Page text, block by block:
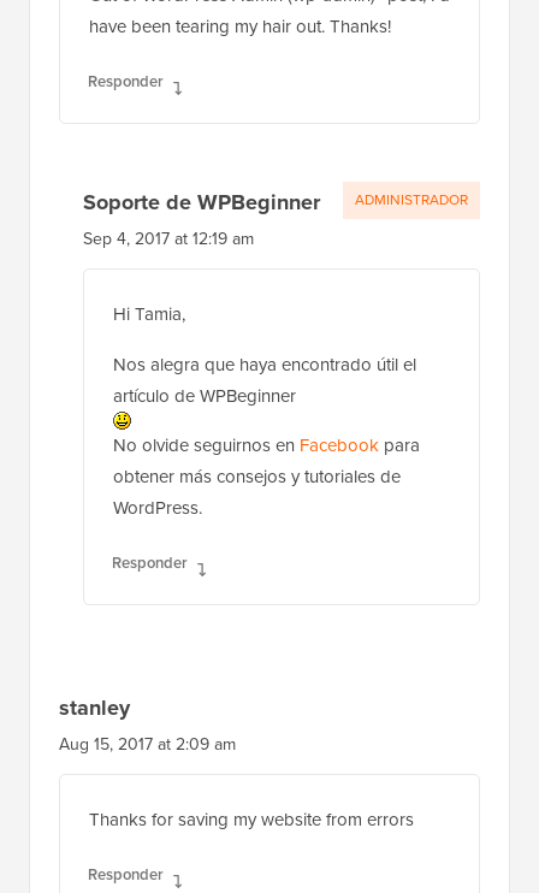
have been tearing my hair out. Thanks!
Responder
Soporte de WPBeginner
Sep 4, 2017 at 12:19 am
Hi Tamia,
Nos alegra que haya encontrado útil el
artículo de WPBeginner
No olvide seguirnos en Facebook para
obtener más consejos y tutoriales de
WordPress.
Responder
ADMINISTRADOR
stanley
Aug 15, 2017 at 2:09 am
Thanks for saving my website from errors
Responder